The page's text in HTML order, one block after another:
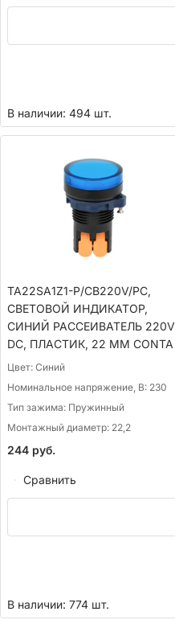
В наличии: 494 шт.
TA22SA1Z1-P/CB220V/PC,
СВЕТОВОЙ ИНДИКАТОР,
СИНИЙ РАССЕИВАТЕЛЬ 220V
DC, ПЛАСТИК, 22 ММ CONTA
Цвет: Синий
Номинальное напряжение, В: 230
Тип зажима: Пружинный
Монтажный диаметр: 22,2
244 руб.
Сравнить
В наличии: 774 шт.